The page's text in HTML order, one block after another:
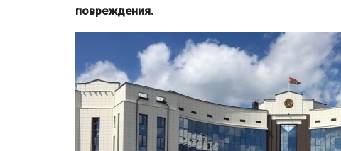
повреждения.